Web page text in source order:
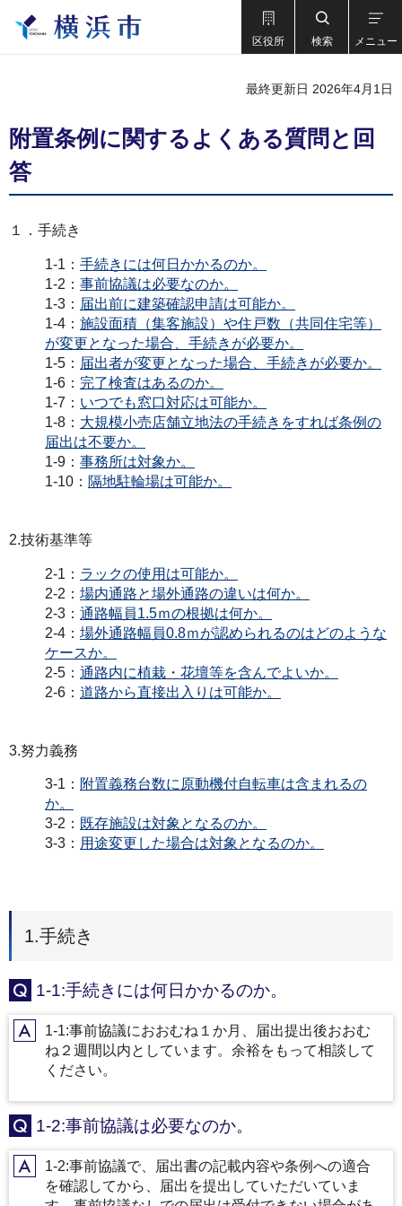
区役所 検索 メニュー
最終更新日 2026年4月1日
附置条例に関するよくある質問と回
答
１．手続き
1-1： 手続きには何日かかるのか。
1-2： 事前協議は必要なのか。
1-3： 届出前に建築確認申請は可能か。
1-4： 施設面積（集客施設）や住戸数（共同住宅等）
が変更となった場合、手続きが必要か。
1-5： 届出者が変更となった場合、手続きが必要か。
1-6： 完了検査はあるのか。
1-7： いつでも窓口対応は可能か。
1-8： 大規模小売店舗立地法の手続きをすれば条例の
届出は不要か。
1-9： 事務所は対象か。
1-10： 隔地駐輪場は可能か。
2.技術基準等
2-1： ラックの使用は可能か。
2-2： 場内通路と場外通路の違いは何か。
2-3： 通路幅員1.5ｍの根拠は何か。
2-4： 場外通路幅員0.8ｍが認められるのはどのような
ケースか。
2-5： 通路内に植栽・花壇等を含んでよいか。
2-6： 道路から直接出入りは可能か。
3.努力義務
3-1： 附置義務台数に原動機付自転車は含まれるの
か。
3-2： 既存施設は対象となるのか。
3-3： 用途変更した場合は対象となるのか。
1.手続き
Q 1-1:手続きには何日かかるのか。
A1-1:事前協議におおむね１か月、届出提出後おおむ
ね２週間以内としています。余裕をもって相談して
ください。
Q 1-2:事前協議は必要なのか。
A1-2:事前協議で、届出書の記載内容や条例への適合
を確認してから、届出を提出していただいていま